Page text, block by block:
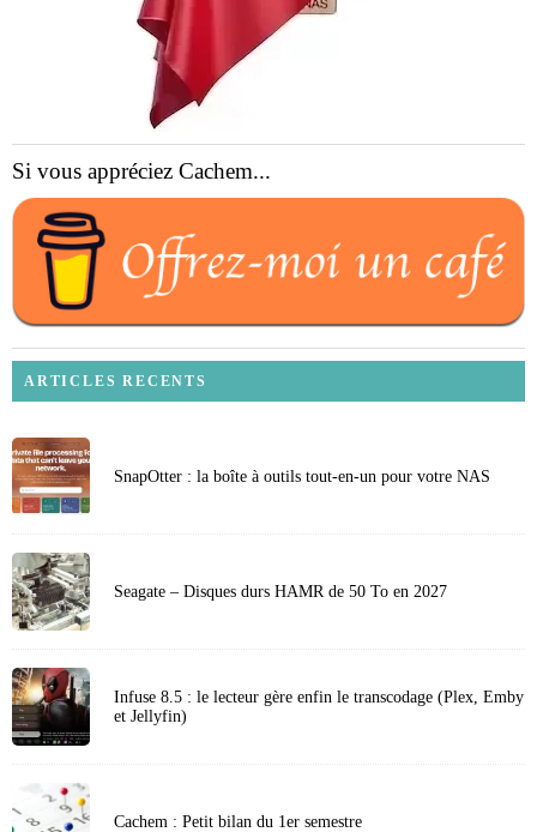
Si vous appréciez Cachem...
ARTICLES RECENTS
SnapOtter : la boîte à outils tout-en-un pour votre NAS
Seagate – Disques durs HAMR de 50 To en 2027
Infuse 8.5 : le lecteur gère enfin le transcodage (Plex, Emby
et Jellyfin)
Cachem : Petit bilan du 1er semestre